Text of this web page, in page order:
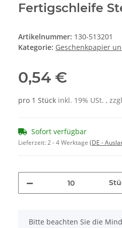
Fertigschleife
Artikelnummer: 130-513201
Kategorie: Geschenkpapier
0,54 €
pro 1 Stück inkl. 19% USt. ,
Sofort verfügbar
Lieferzeit:2 - 4 Werktage (DE -
x
Bitte beachten Sie die